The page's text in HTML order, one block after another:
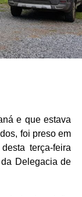
e que estava
foi preso em
terça-feira
Delegacia de